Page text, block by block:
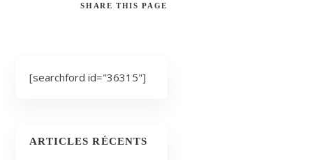
SHARE THIS PAGE
[searchford id="36315"]
ARTICLES RÉCENTS